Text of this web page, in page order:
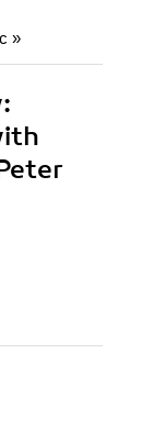
»